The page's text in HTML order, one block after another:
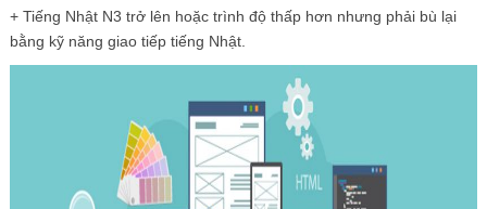
+ Tiếng Nhật N3 trở lên hoặc trình độ thấp hơn nhưng phải bù lại
bằng kỹ năng giao tiếp tiếng Nhật.